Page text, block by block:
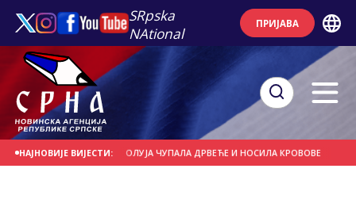
SRpska
NAtional
ПРИЈАВА
НАЈНОВИЈЕ ВИЈЕСТИ:
НА ДАНАШЊИ ДАН ОЛУЈА ЧУПАЛА ДРВЕЋЕ И НОСИЛА КРОВОВЕ ЈАКИ